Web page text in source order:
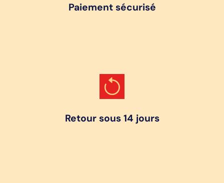
Paiement sécurisé
Retour sous 14 jours